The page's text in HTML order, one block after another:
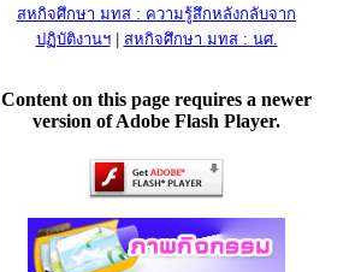
สหกิจศึกษา มทส : ความรู้สึกหลังกลับจาก
ปฏิบัติงานฯ| สหกิจศึกษา มทส : นศ.
Content on this page requires a newer
version of Adobe Flash Player.